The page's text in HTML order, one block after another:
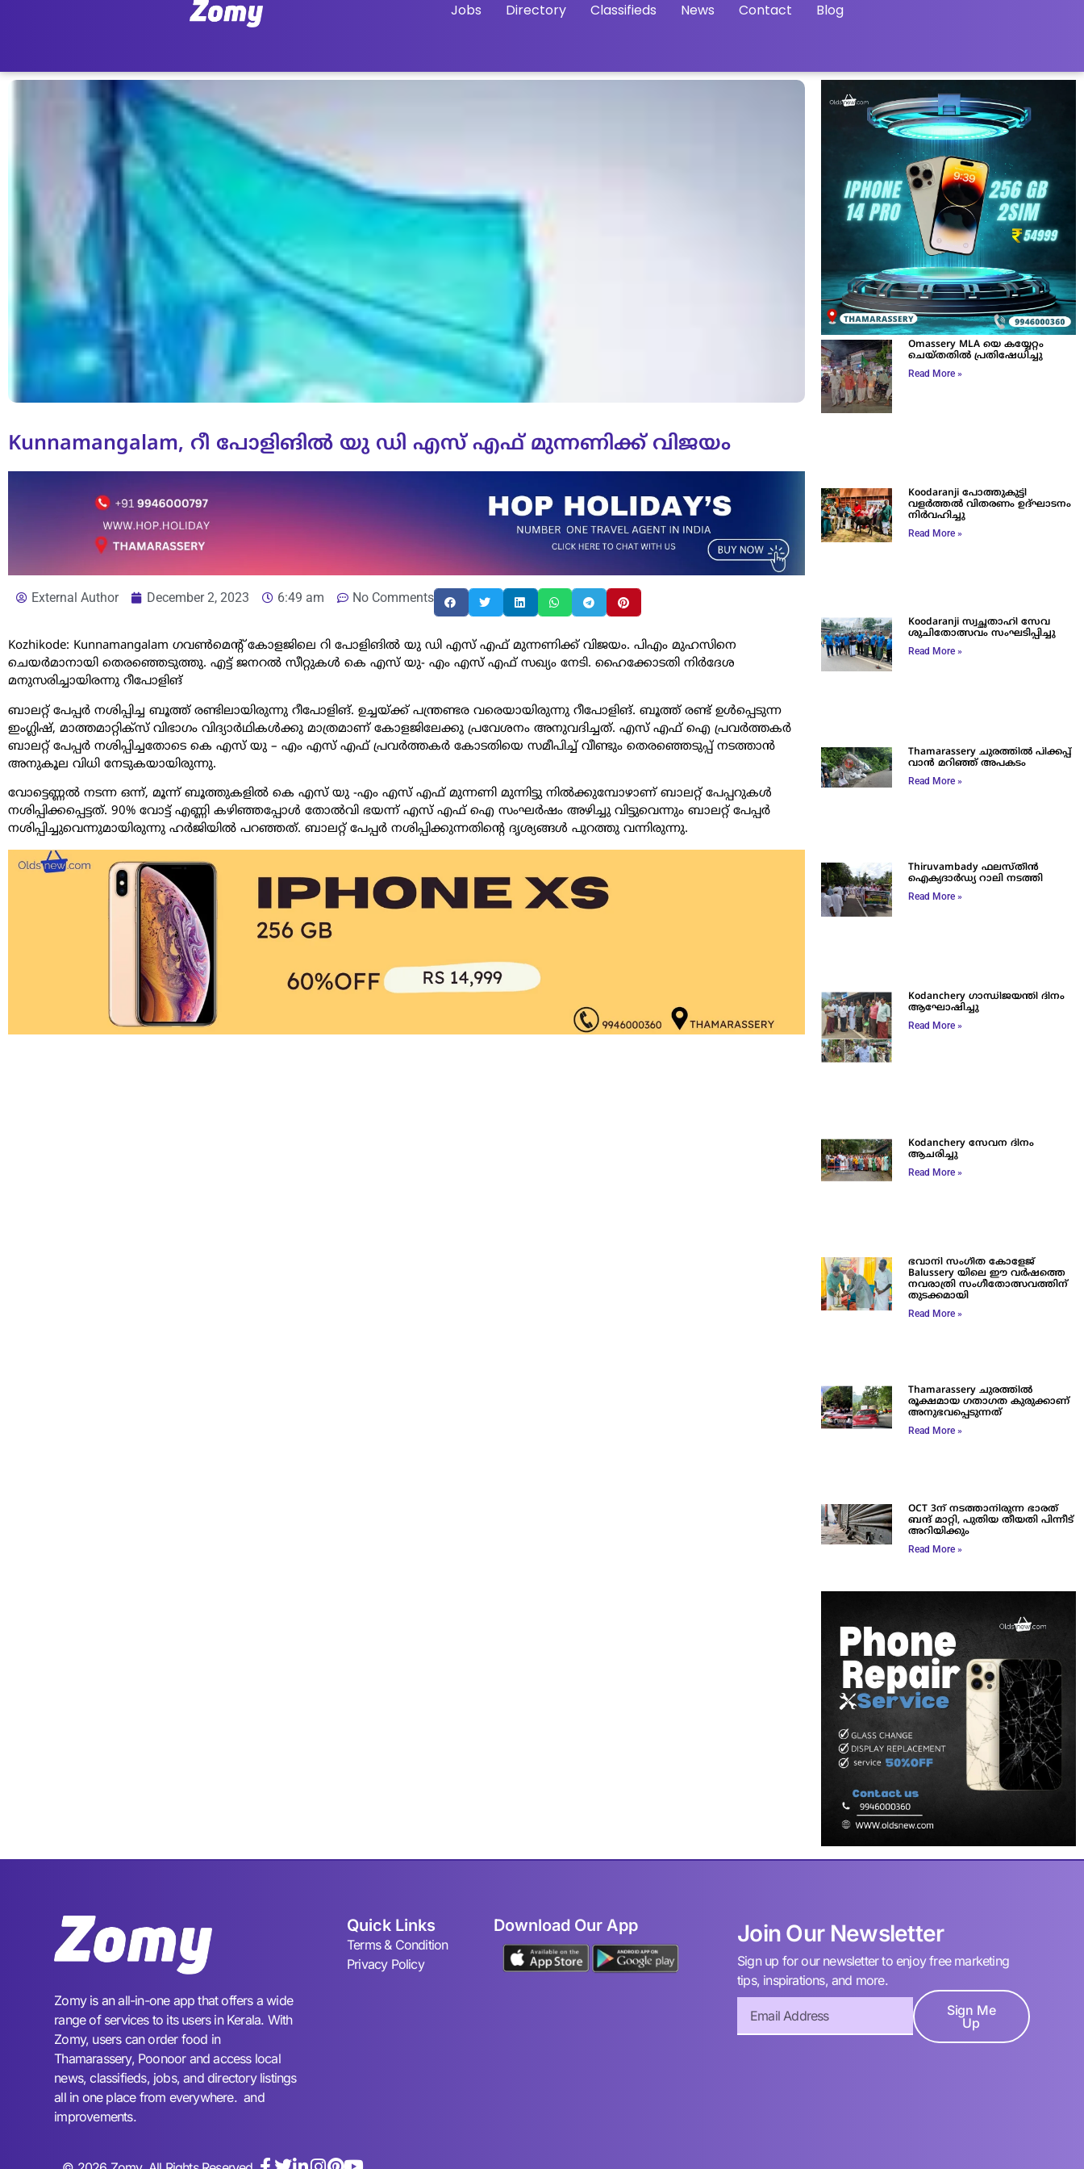
Jobs Directory Classifieds News Contact Blog
Kunnamangalam, റീ പോളിങില്‍ യു ഡി എസ് എഫ് മുന്നണിക്ക് വിജയം
External Author December 2, 2023 6:49 am No Comments
Kozhikode: Kunnamangalam ഗവണ്‍മെന്റ് കോളജിലെ റി പോളിങില്‍ യു ഡി എസ് എഫ് മുന്നണിക്ക് വിജയം. പിഎം മുഹസിനെ
ചെയര്‍മാനായി തെരഞ്ഞെടുത്തു. എട്ട് ജനറല്‍ സീറ്റുകള്‍ കെ എസ് യു- എം എസ് എഫ് സഖ്യം നേടി. ഹൈക്കോടതി നിര്‍ദേശ
മനുസരിച്ചായിരന്നു റീപോളിങ്
ബാലറ്റ് പേപ്പര്‍ നശിപ്പിച്ച ബൂത്ത് രണ്ടിലായിരുന്നു റീപോളിങ്. ഉച്ചയ്ക്ക് പന്ത്രണ്ടര വരെയായിരുന്നു റീപോളിങ്. ബൂത്ത് രണ്ട് ഉള്‍പ്പെടുന്ന
ഇംഗ്ലിഷ്, മാത്തമാറ്റിക്‌സ് വിഭാഗം വിദ്യാര്‍ഥികള്‍ക്കു മാത്രമാണ് കോളജിലേക്കു പ്രവേശനം അനുവദിച്ചത്. എസ് എഫ്‌ ഐ പ്രവര്‍ത്തകര്‍
ബാലറ്റ് പേപ്പര്‍ നശിപ്പിച്ചതോടെ കെ എസ് യു – എം എസ് എഫ് പ്രവര്‍ത്തകര്‍ കോടതിയെ സമീപിച്ച് വീണ്ടും തെരഞ്ഞെടുപ്പ് നടത്താന്‍
അനുകൂല വിധി നേടുകയായിരുന്നു.
വോട്ടെണ്ണല്‍ നടന്ന ഒന്ന്, മൂന്ന് ബൂത്തുകളില്‍ കെ എസ് യു -എം എസ് എഫ് മുന്നണി മുന്നിട്ടു നില്‍ക്കുമ്പോഴാണ് ബാലറ്റ് പേപ്പറുകള്‍
നശിപ്പിക്കപ്പെട്ടത്. 90% വോട്ട് എണ്ണി കഴിഞ്ഞപ്പോള്‍ തോല്‍വി ഭയന്ന് എസ് എഫ്‌ ഐ സംഘര്‍ഷം അഴിച്ചു വിട്ടുവെന്നും ബാലറ്റ് പേപ്പര്‍
നശിപ്പിച്ചുവെന്നുമായിരുന്നു ഹര്‍ജിയില്‍ പറഞ്ഞത്. ബാലറ്റ് പേപ്പര്‍ നശിപ്പിക്കുന്നതിന്റെ ദൃശ്യങ്ങള്‍ പുറത്തു വന്നിരുന്നു.
Omassery MLA യെ കയ്യേറ്റം
ചെയ്തതിൽ പ്രതിഷേധിച്ചു
Read More »
Koodaranji പോത്തുകുട്ടി
വളർത്തൽ വിതരണം ഉദ്ഘാടനം
നിർവഹിച്ചു
Read More »
Koodaranji സ്വച്ഛതാഹി സേവ
ശുചിതോത്സവം സംഘടിപ്പിച്ചു
Read More »
Thamarassery ചുരത്തിൽ പിക്കപ്പ്
വാൻ മറിഞ്ഞ് അപകടം
Read More »
Thiruvambady ഫലസ്തീൻ
ഐക്യദാർഡ്യ റാലി നടത്തി
Read More »
Kodanchery ഗാന്ധിജയന്തി ദിനം
ആഘോഷിച്ചു
Read More »
Kodanchery സേവന ദിനം
ആചരിച്ചു
Read More »
ഭവാനി സംഗീത കോളേജ്
Balussery യിലെ ഈ വർഷത്തെ
നവരാത്രി സംഗീതോത്സവത്തിന്
തുടക്കമായി
Read More »
Thamarassery ചുരത്തിൽ
രൂക്ഷമായ ഗതാഗത കുരുക്കാണ്
അനുഭവപ്പെടുന്നത്
Read More »
OCT 3ന് നടത്താനിരുന്ന ഭാരത്
ബന്ദ് മാറ്റി, പുതിയ തീയതി പിന്നീട്
അറിയിക്കും
Read More »
Zomy is an all-in-one app that offers a wide
range of services to its users in Kerala. With
Zomy, users can order food in
Thamarassery, Poonoor and access local
news, classifieds, jobs, and directory listings
all in one place from everywhere. and
improvements.
Quick Links
Terms & Condition
Privacy Policy
Download Our App Join Our Newsletter
Sign up for our newsletter to enjoy free marketing
tips, inspirations, and more.
Sign Me
Up